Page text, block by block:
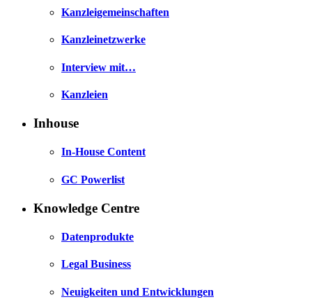
Kanzleigemeinschaften
Kanzleinetzwerke
Interview mit…
Kanzleien
Inhouse
In-House Content
GC Powerlist
Knowledge Centre
Datenprodukte
Legal Business
Neuigkeiten und Entwicklungen